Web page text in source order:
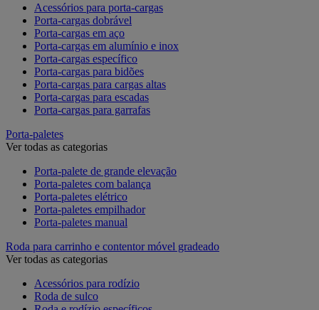
Acessórios para porta-cargas
Porta-cargas dobrável
Porta-cargas em aço
Porta-cargas em alumínio e inox
Porta-cargas específico
Porta-cargas para bidões
Porta-cargas para cargas altas
Porta-cargas para escadas
Porta-cargas para garrafas
Porta-paletes
Ver todas as categorias
Porta-palete de grande elevação
Porta-paletes com balança
Porta-paletes elétrico
Porta-paletes empilhador
Porta-paletes manual
Roda para carrinho e contentor móvel gradeado
Ver todas as categorias
Acessórios para rodízio
Roda de sulco